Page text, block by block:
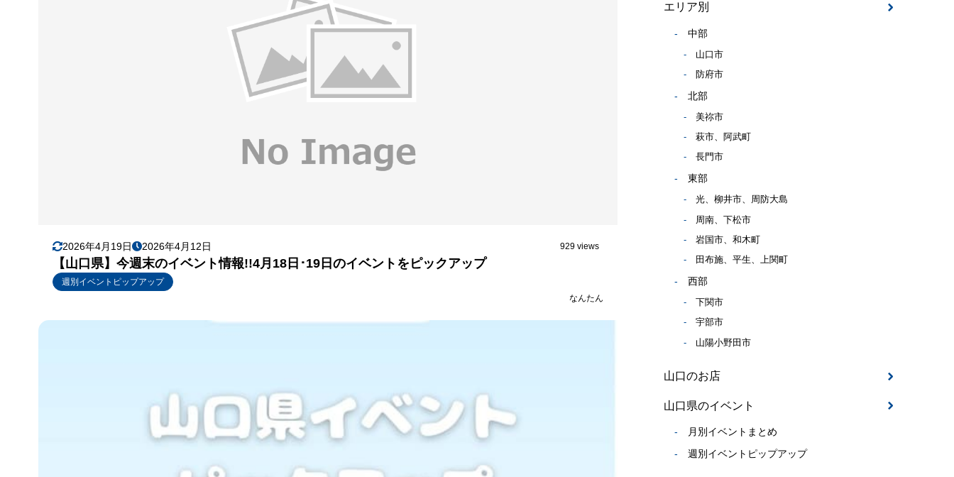
2026年4月19日 2026年4月12日 929 views
【山口県】今週末のイベント情報!!4月18日･19日のイベントをピックアップ
週別イベントピップアップ
なんたん
エリア別
中部
山口市
防府市
北部
美祢市
萩市、阿武町
長門市
東部
光、柳井市、周防大島
周南、下松市
岩国市、和木町
田布施、平生、上関町
西部
下関市
宇部市
山陽小野田市
山口のお店
山口県のイベント
月別イベントまとめ
週別イベントピップアップ